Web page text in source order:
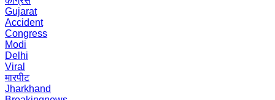
Gujarat
Accident
Congress
Modi
Delhi
Viral
मारपीट
Jharkhand